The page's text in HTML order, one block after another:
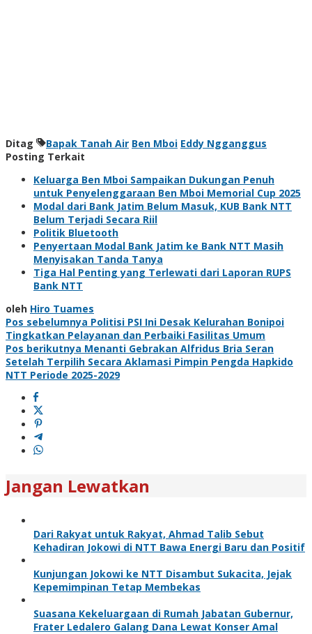
Ditag Bapak Tanah Air Ben Mboi Eddy Ngganggus
Posting Terkait
Keluarga Ben Mboi Sampaikan Dukungan Penuh
untuk Penyelenggaraan Ben Mboi Memorial Cup 2025
Modal dari Bank Jatim Belum Masuk, KUB Bank NTT
Belum Terjadi Secara Riil
Politik Bluetooth
Penyertaan Modal Bank Jatim ke Bank NTT Masih
Menyisakan Tanda Tanya
Tiga Hal Penting yang Terlewati dari Laporan RUPS
Bank NTT
oleh Hiro Tuames
Navigasi
pos
Pos sebelumnya Politisi PSI Ini Desak Kelurahan Bonipoi
Tingkatkan Pelayanan dan Perbaiki Fasilitas Umum
Pos berikutnya Menanti Gebrakan Alfridus Bria Seran
Setelah Terpilih Secara Aklamasi Pimpin Pengda Hapkido
NTT Periode 2025-2029
Jangan Lewatkan
Dari Rakyat untuk Rakyat, Ahmad Talib Sebut
Kehadiran Jokowi di NTT Bawa Energi Baru dan Positif
Kunjungan Jokowi ke NTT Disambut Sukacita, Jejak
Kepemimpinan Tetap Membekas
Suasana Kekeluargaan di Rumah Jabatan Gubernur,
Frater Ledalero Galang Dana Lewat Konser Amal